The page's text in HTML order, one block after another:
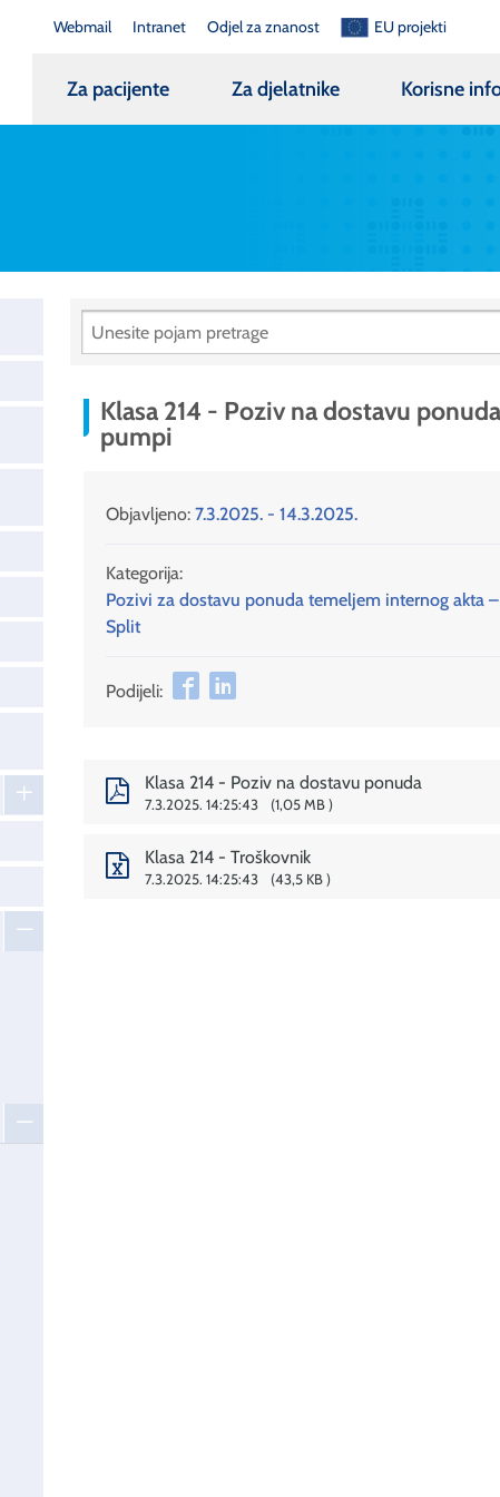
Webmail Intranet Odjel za znanost EU projekti
Za pacijente Za djelatnike Korisne
Klasa 214 - Poziv na dostavu
pumpi
Objavljeno: 7.3.2025. - 14.3.2025.
Kategorija:
Pozivi za dostavu ponuda temeljem internog akta
Split
Podijeli:
Klasa 214 - Poziv na dostavu ponuda
7.3.2025. 14:25:43 1,05 MB
Klasa 214 - Troškovnik
7.3.2025. 14:25:43 43,5 KB